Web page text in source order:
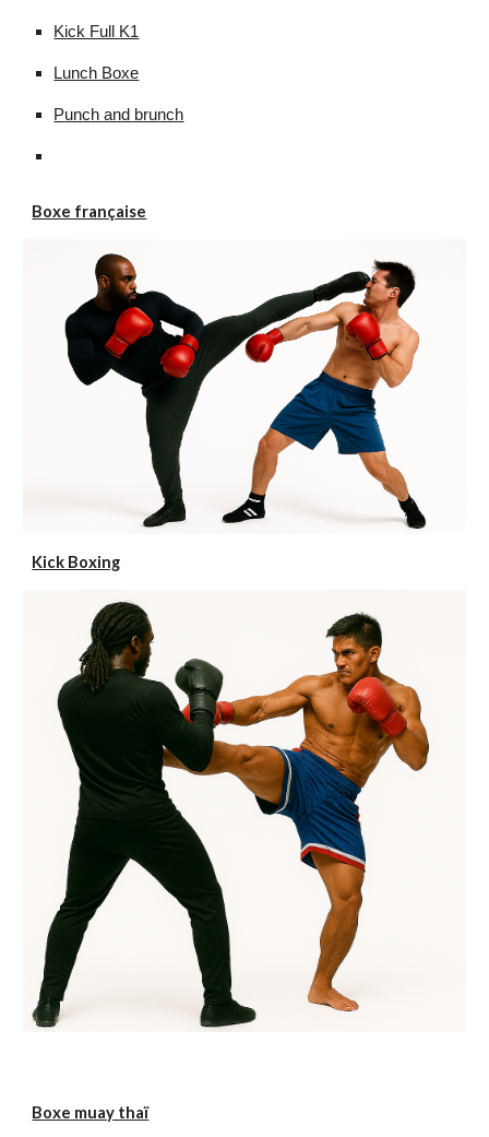
Kick Full K1
Lunch Boxe
Punch and brunch
Boxe française
Kick Boxing
Boxe muay thaï